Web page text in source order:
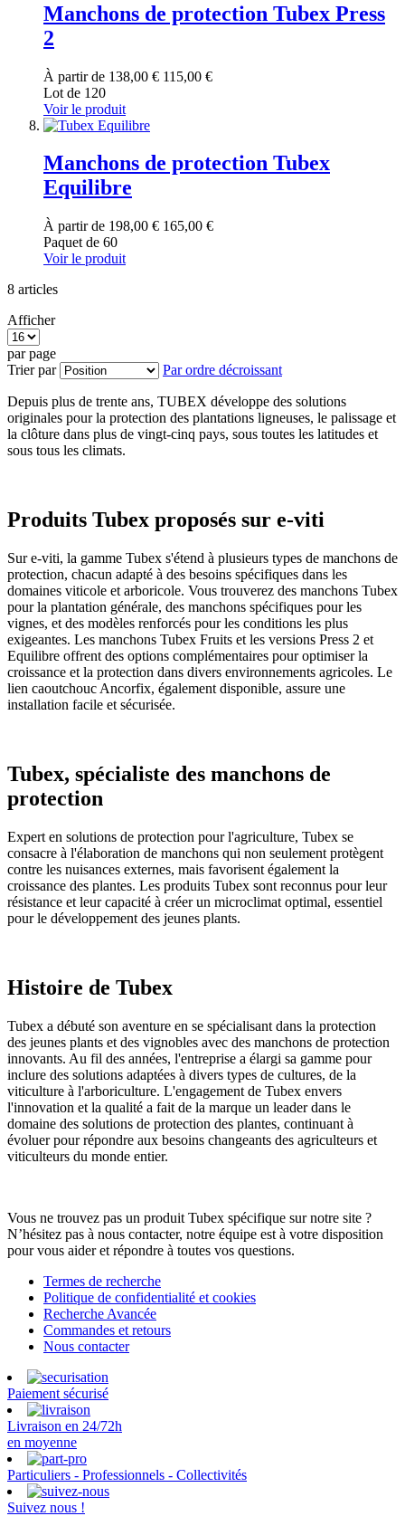
Manchons de protection Tubex Press
2
À partir de 138,00 € 115,00 €
Lot de 120
Voir le produit
Manchons de protection Tubex
Equilibre
À partir de 198,00 € 165,00 €
Paquet de 60
Voir le produit
8 articles
Afficher
par page
Trier par
Par ordre décroissant
Depuis plus de trente ans, TUBEX développe des solutions
originales pour la protection des plantations ligneuses, le palissage et
la clôture dans plus de vingt-cinq pays, sous toutes les latitudes et
sous tous les climats.
Produits Tubex proposés sur e-viti
Sur e-viti, la gamme Tubex s'étend à plusieurs types de manchons de
protection, chacun adapté à des besoins spécifiques dans les
domaines viticole et arboricole. Vous trouverez des manchons Tubex
pour la plantation générale, des manchons spécifiques pour les
vignes, et des modèles renforcés pour les conditions les plus
exigeantes. Les manchons Tubex Fruits et les versions Press 2 et
Equilibre offrent des options complémentaires pour optimiser la
croissance et la protection dans divers environnements agricoles. Le
lien caoutchouc Ancorfix, également disponible, assure une
installation facile et sécurisée.
Tubex, spécialiste des manchons de
protection
Expert en solutions de protection pour l'agriculture, Tubex se
consacre à l'élaboration de manchons qui non seulement protègent
contre les nuisances externes, mais favorisent également la
croissance des plantes. Les produits Tubex sont reconnus pour leur
résistance et leur capacité à créer un microclimat optimal, essentiel
pour le développement des jeunes plants.
Histoire de Tubex
Tubex a débuté son aventure en se spécialisant dans la protection
des jeunes plants et des vignobles avec des manchons de protection
innovants. Au fil des années, l'entreprise a élargi sa gamme pour
inclure des solutions adaptées à divers types de cultures, de la
viticulture à l'arboriculture. L'engagement de Tubex envers
l'innovation et la qualité a fait de la marque un leader dans le
domaine des solutions de protection des plantes, continuant à
évoluer pour répondre aux besoins changeants des agriculteurs et
viticulteurs du monde entier.
Vous ne trouvez pas un produit Tubex spécifique sur notre site ?
N’hésitez pas à nous contacter, notre équipe est à votre disposition
pour vous aider et répondre à toutes vos questions.
Termes de recherche
Politique de confidentialité et cookies
Recherche Avancée
Commandes et retours
Nous contacter
Paiement sécurisé
Livraison en 24/72h
en moyenne
Particuliers - Professionnels - Collectivités
Suivez nous !